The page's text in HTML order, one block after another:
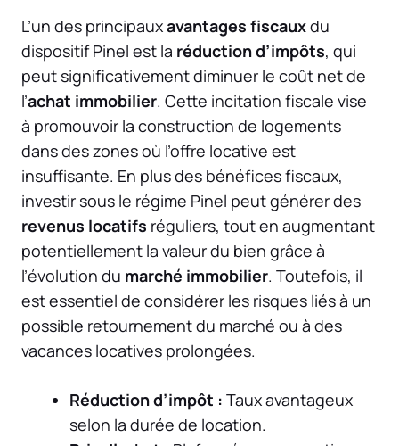
L’un des principauxavantages fiscauxdu
dispositif Pinel est la réduction d’impôts, qui
peut significativement diminuer le coût net de
l’achat immobilier. Cette incitation fiscale vise
à promouvoir la construction de logements
dans des zones où l’offre locative est
insuffisante. En plus des bénéfices fiscaux,
investir sous le régime Pinel peut générer des
revenus locatifs réguliers, tout en augmentant
potentiellement la valeur du bien grâce à
l’évolution du marché immobilier. Toutefois, il
est essentiel de considérer les risques liés à un
possible retournement du marché ou à des
vacances locatives prolongées.
Réduction d’impôt : Taux avantageux
selon la durée de location.